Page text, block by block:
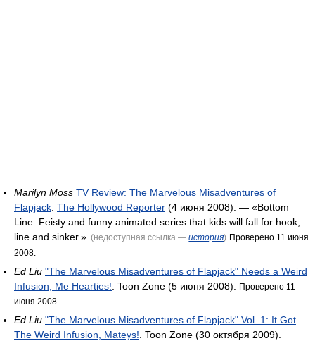
Marilyn Moss TV Review: The Marvelous Misadventures of
Flapjack The Hollywood Reporter (4 июня 2008). — «Bottom
Line: Feisty and funny animated series that kids will fall for hook,
line and sinker.» (недоступная ссылка —история) Проверено 11 июня
2008.
Ed Liu "The Marvelous Misadventures of Flapjack" Needs a Weird
Infusion, Me Hearties! . Toon Zone (5 июня 2008).
Проверено 11
июня 2008.
Ed Liu "The Marvelous Misadventures of Flapjack" Vol. 1: It Got
The Weird Infusion, Mateys! . Toon Zone (30 октября 2009).